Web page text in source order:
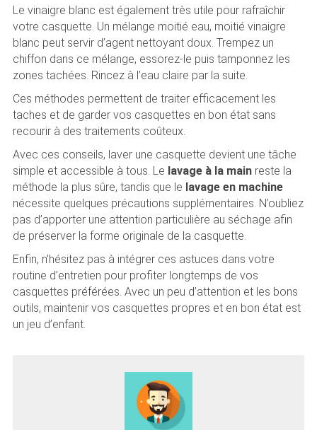
Le vinaigre blanc est également très utile pour rafraîchir
votre casquette. Un mélange moitié eau, moitié vinaigre
blanc peut servir d’agent nettoyant doux. Trempez un
chiffon dans ce mélange, essorez-le puis tamponnez les
zones tachées. Rincez à l’eau claire par la suite.
Ces méthodes permettent de traiter efficacement les
taches et de garder vos casquettes en bon état sans
recourir à des traitements coûteux.
Avec ces conseils, laver une casquette devient une tâche
simple et accessible à tous. Le lavage à la mainreste la
méthode la plus sûre, tandis que le lavage en machine
nécessite quelques précautions supplémentaires. N’oubliez
pas d’apporter une attention particulière au séchage afin
de préserver la forme originale de la casquette.
Enfin, n’hésitez pas à intégrer ces astuces dans votre
routine d’entretien pour profiter longtemps de vos
casquettes préférées. Avec un peu d’attention et les bons
outils, maintenir vos casquettes propres et en bon état est
un jeu d’enfant.